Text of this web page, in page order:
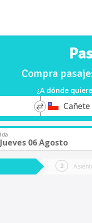
Compra
¿A dónde
*
DestinoCañete
Ida
Jueves 06 Agosto